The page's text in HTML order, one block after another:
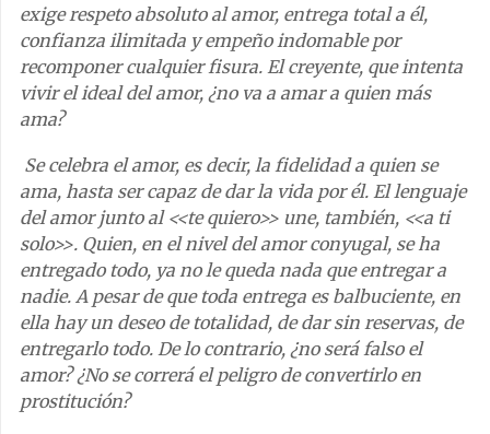
exige respeto absoluto al amor, entrega total a él,
confianza ilimitada y empeño indomable por
recomponer cualquier fisura. El creyente, que intenta
vivir el ideal del amor, ¿no va a amar a quien más
ama?
Se celebra el amor, es decir, la fidelidad a quien se
ama, hasta ser capaz de dar la vida por él. El lenguaje
del amor junto al <<te quiero>> une, también, <<a ti
solo>>. Quien, en el nivel del amor conyugal, se ha
entregado todo, ya no le queda nada que entregar a
nadie. A pesar de que toda entrega es balbuciente, en
ella hay un deseo de totalidad, de dar sin reservas, de
entregarlo todo. De lo contrario, ¿no será falso el
amor? ¿No se correrá el peligro de convertirlo en
prostitución?